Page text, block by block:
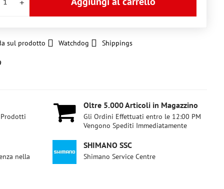
sul prodotto Watchdog Shippings
Prodotti
Oltre 5​.000 Articoli in Magazzino
Gli Ordini Effettuati entro le 12:00 PM
Vengono Spediti Immediatamente
nella
SHIMANO SSC
Shimano Service Centre